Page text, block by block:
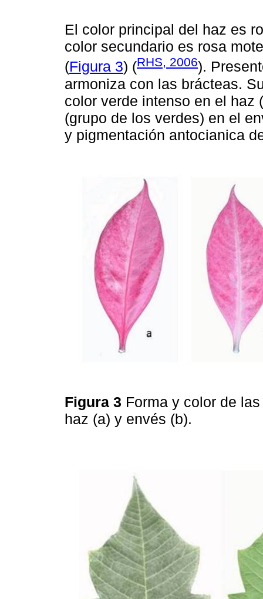
El color principal del haz es
color secundario es rosa
(Figura 3) (RHS, 2006).
armoniza con las brácteas.
color verde intenso en el haz
(grupo de los verdes) en el
y pigmentación antocianica
Figura 3 Forma y color de
haz (a) y envés (b).